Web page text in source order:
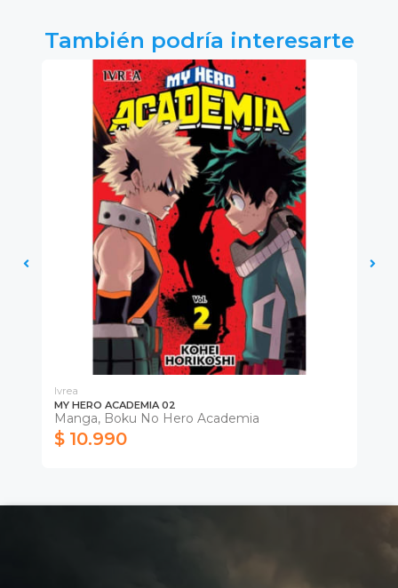
También podría interesarte
Ivrea
MY HERO ACADEMIA 02
Manga, Boku No Hero Academia
$ 10.990